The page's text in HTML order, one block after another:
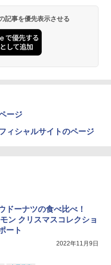
らしのアリエッティ blu-ray
」通常版【Blu-ray】 [ 山田尚
ーン レイダース -Switch2
ープリペイド番号 5000円|オ
ード版
コード 封入
DualSense ワイヤレスコン
Xbox ワイヤレス コントロー
品】Thrustmaster スラスト
シフター - PC、PS4、P
、Xbox One、Xbox Serie
の高精度 H パターン シフター
滅の刃」無限城編 第一章 猗
通常版 [DVD]
収納ケース付きコレクション)
特典:オリジナル巾着＋メー
坤と離】二振りの剣、十翼よ
スタジオ描き下ろしイラスト
滅の刃」無限城編 第一章 猗
全生産限定版 [Blu-ray]
記事を優先表示させる
ージ
ィシャルサイトのページ
ドーナツの食べ比べ！
ン クリスマスコレクショ
ート
2022年11月9日